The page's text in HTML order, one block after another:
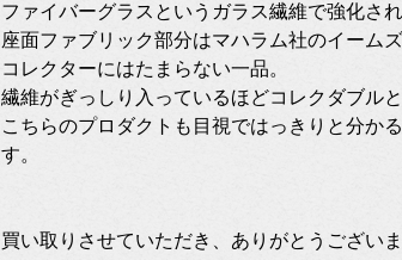
ファイバーグラスというガラス繊維で強化さ
座面ファブリック部分はマハラム社のイーム
コレクターにはたまらない一品。
繊維がぎっしり入っているほどコレクダブルと
こちらのプロダクトも目視ではっきりと分か
す。
買い取りさせていただき、ありがとうございま